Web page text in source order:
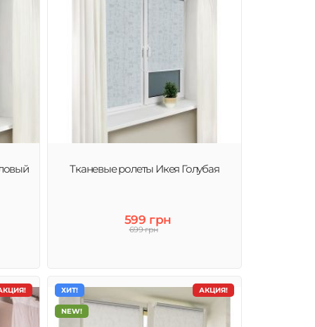
Тканевые ролеты Икея Голубая
599 грн
699 грн
АКЦИЯ!
ХИТ!
NEW!